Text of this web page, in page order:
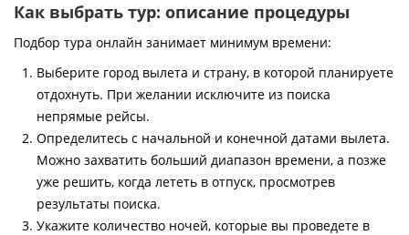
Как выбрать тур: описание процедуры
Подбор тура онлайн занимает минимум времени:
Выберите город вылета и страну, в которой планируете
отдохнуть. При желании исключите из поиска
непрямые рейсы.
Определитесь с начальной и конечной датами вылета.
Можно захватить больший диапазон времени, а позже
уже решить, когда лететь в отпуск, просмотрев
результаты поиска.
Укажите количество ночей, которые вы проведете в